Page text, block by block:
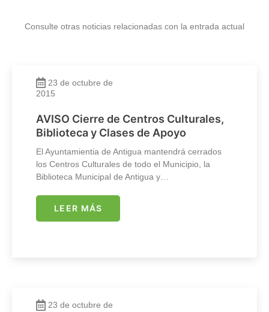
Consulte otras noticias relacionadas con la entrada actual
23 de octubre de
2015
AVISO Cierre de Centros Culturales,
Biblioteca y Clases de Apoyo
El Ayuntamientia de Antigua mantendrá cerrados
los Centros Culturales de todo el Municipio, la
Biblioteca Municipal de Antigua y…
LEER MÁS
23 de octubre de